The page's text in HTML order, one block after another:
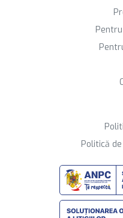
Politică